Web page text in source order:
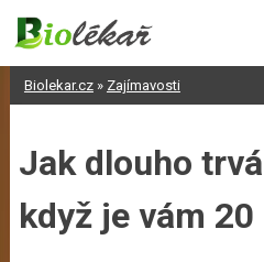
Skip
content
Biolekar.cz» Zajímavosti
Jak dlouho
když je vám